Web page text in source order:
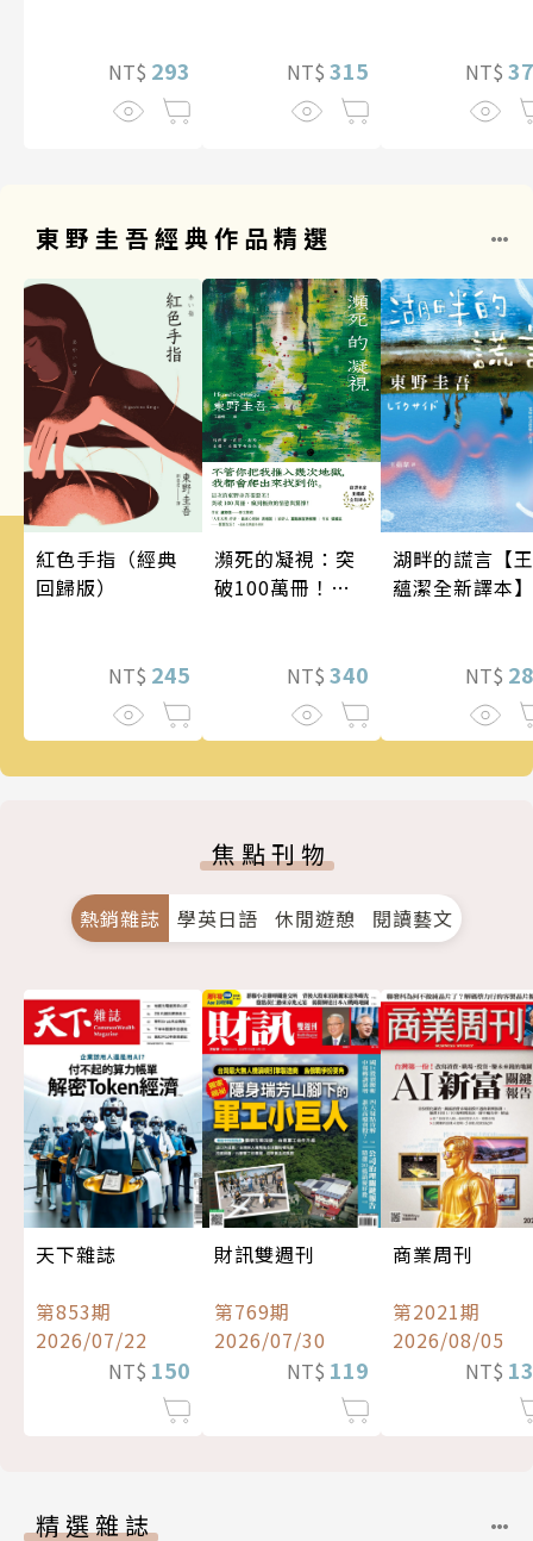
NT$ 293 NT$ 315 NT$
東野圭吾經典作品精選
紅色手指（經典
回歸版）
NT$ 245
瀕死的凝視：突
破100萬冊！這
的情慾與驚悚！
NT$ 340
湖畔的謊言【王
蘊潔全新譯本】
NT$
焦點刊物
熱銷雜誌 學英日語 休閒遊憩 閱讀藝文
天下雜誌
第853期
2026/07/22
NT$ 150
財訊雙週刊
第769期
2026/07/30
NT$ 119
商業周刊
第2021期
2026/08/05
NT$
精選雜誌